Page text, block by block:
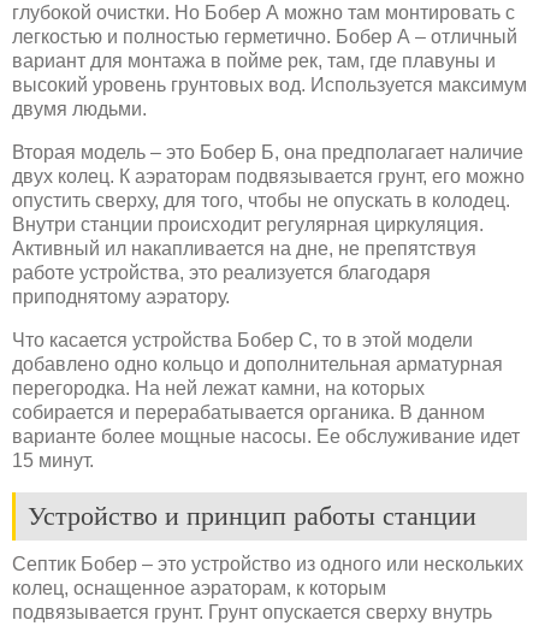
глубокой очистки. Но Бобер А можно там монтировать с
легкостью и полностью герметично. Бобер А – отличный
вариант для монтажа в пойме рек, там, где плавуны и
высокий уровень грунтовых вод. Используется максимум
двумя людьми.
Вторая модель – это Бобер Б, она предполагает наличие
двух колец. К аэраторам подвязывается грунт, его можно
опустить сверху, для того, чтобы не опускать в колодец.
Внутри станции происходит регулярная циркуляция.
Активный ил накапливается на дне, не препятствуя
работе устройства, это реализуется благодаря
приподнятому аэратору.
Что касается устройства Бобер С, то в этой модели
добавлено одно кольцо и дополнительная арматурная
перегородка. На ней лежат камни, на которых
собирается и перерабатывается органика. В данном
варианте более мощные насосы. Ее обслуживание идет
15 минут.
Устройство и принцип работы станции
Септик Бобер – это устройство из одного или нескольких
колец, оснащенное аэраторам, к которым
подвязывается грунт. Грунт опускается сверху внутрь